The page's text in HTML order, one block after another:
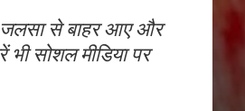
से बाहर आए और
भी सोशल मीडिया पर